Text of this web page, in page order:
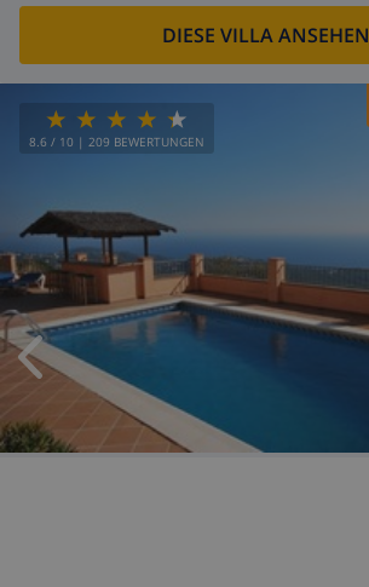
DIESE VILLA ANSEHEN
8.6 / 10 | 209 BEWERTUNGEN